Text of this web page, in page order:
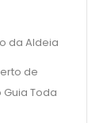
da Aldeia
de
Toda